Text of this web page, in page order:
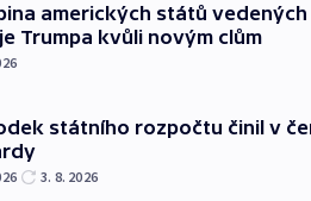
amerických států
Trumpa kvůli novým clům
státního rozpočtu činil v
3. 8. 2026